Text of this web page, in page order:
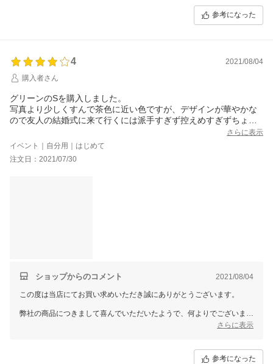
また何かございましたらお声をお聞かせいただきますようお願い致しま
また機会がございましたら、GIRLをどうぞよろしくお願いいたしま
す。
参考になった
4
2021/08/04
購入者さん
グリーンのSを購入しました。
写真より少しくすんで茶色に近い色ですが、デザインが華やかな
ので友人の結婚式に来て行くには派手すぎず控えめすぎずちょう
163cm50kgでSにしたので心配でしたが、布の余りなくピタッと
着られました。お胸の大きい方(Eぐらい？)だときついかなという
ぐらいちょうどの大きさでした。
さらに表示
イベント｜自分用｜はじめて
注文日：2021/07/30
ショップからのコメント 2021/08/04
この度は当店にてお買い求めいただき誠にありがとうございます。
弊社の商品につきまして喜んでいただいたようで、何よりでございま
さらに表示
参考になった